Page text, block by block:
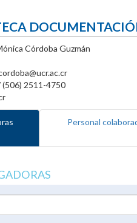
Córdoba Guzmán
2511-4750
Personal